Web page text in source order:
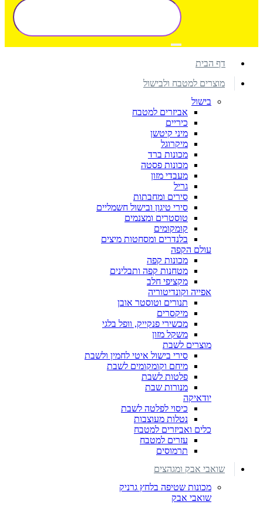
דף הבית
מוצרים למטבח ולבישול
בישול
אביזרים למטבח
כיריים
מיני קיטשן
מיקרוגל
מכונות ברד
מכונות פסטה
מעבדי מזון
גריל
סירים ומחבתות
סירי טיגון ובישול חשמליים
טוסטרים ומצנמים
קומקומים
בלנדרים ומסחטות מיצים
עולם הקפה
מכונות קפה
מטחנות קפה ותבלינים
מקציפי חלב
אפייה וקונדיטוריה
תנורים וטוסטר אובן
מיקסרים
מכשירי פנקייק, וופל בלגי
משקל מזון
מוצרים לשבת
סירי בישול איטי לחמין ולשבת
מיחם וקומקומים לשבת
פלטות לשבת
מנורות שבת
יודאיקה
כיסוי לפלטה לשבת
נטלות מעוצבות
כלים ואביזרים למטבח
עזרים למטבח
תרמוסים
שואבי אבק ומגהצים
מכונות שטיפה בלחץ גרניק
שואבי אבק